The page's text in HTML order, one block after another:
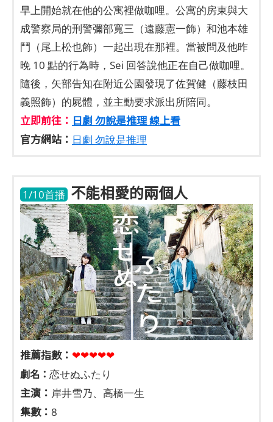
早上開始就在他的公寓裡做咖哩。公寓的房東與大
成警察局的刑警彌部寬三（遠藤憲一飾）和池本雄
鬥（尾上松也飾）一起出現在那裡。當被問及他昨
晚 10 點的行為時，Sei 回答說他正在自己做咖哩。
隨後，矢部告知在附近公園發現了佐賀健（藤枝田
義照飾）的屍體，並主動要求派出所陪同。
立即前往： 日劇 勿說是推理 線上看
官方網站： 日劇 勿說是推理
1/10首播 不能相愛的兩個人
推薦指數： ❤❤❤❤❤
劇名： 恋せぬふたり
主演： 岸井雪乃、高橋一生
集數： 8